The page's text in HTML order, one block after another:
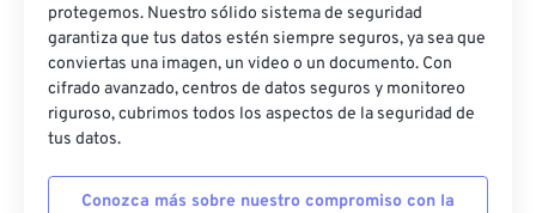
protegemos. Nuestro sólido sistema de seguridad
garantiza que tus datos estén siempre seguros, ya sea que
conviertas una imagen, un video o un documento. Con
cifrado avanzado, centros de datos seguros y monitoreo
riguroso, cubrimos todos los aspectos de la seguridad de
tus datos.
Conozca más sobre nuestro compromiso con la